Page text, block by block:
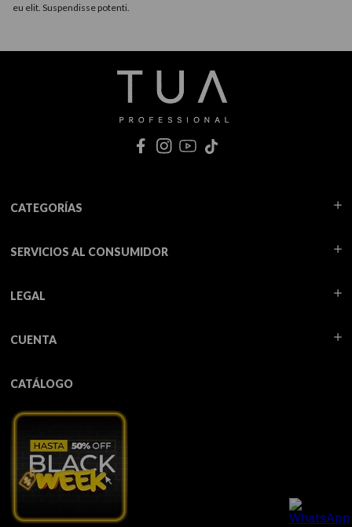
eu elit. Suspendisse potenti.
CATEGORÍAS
SERVICIOS AL CONSUMIDOR
LEGAL
CUENTA
CATÁLOGO